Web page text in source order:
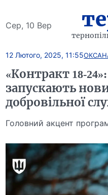
Сер, 10 Вер
12 Лютого, 2025, 11:55
«Контракт 18-
запускають
добровільної
Головний акцент